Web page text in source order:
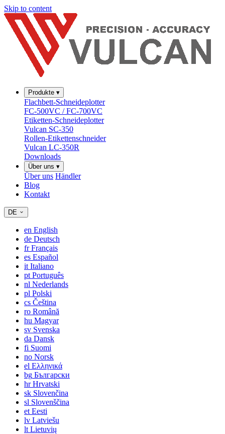
Skip to content
Produkte ▾
Flachbett-Schneideplotter
FC-500VC / FC-700VC
Etiketten-Schneideplotter
Vulcan SC-350
Rollen-Etikettenschneider
Vulcan LC-350R
Downloads
Über uns ▾
Über uns Händler
Blog
Kontakt
DE
en English
de Deutsch
frFrançais
es Español
it Italiano
pt Português
nl Nederlands
pl Polski
cs Čeština
ro Română
hu Magyar
sv Svenska
da Dansk
fi Suomi
no Norsk
el Ελληνικά
bg Български
hrHrvatski
sk Slovenčina
sl Slovenščina
et Eesti
lv Latviešu
lt Lietuvių